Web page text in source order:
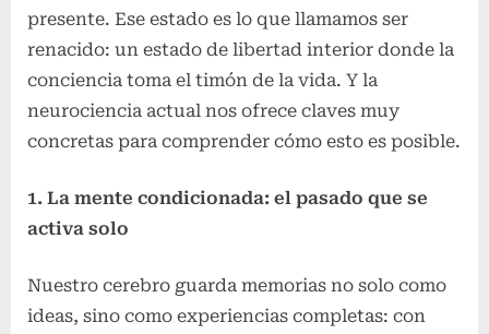
presente. Ese estado es lo que llamamos ser
renacido: un estado de libertad interior donde la
conciencia toma el timón de la vida. Y la
neurociencia actual nos ofrece claves muy
concretas para comprender cómo esto es posible.
1. La mente condicionada: el pasado que se
activa solo
Nuestro cerebro guarda memorias no solo como
ideas, sino como experiencias completas: con